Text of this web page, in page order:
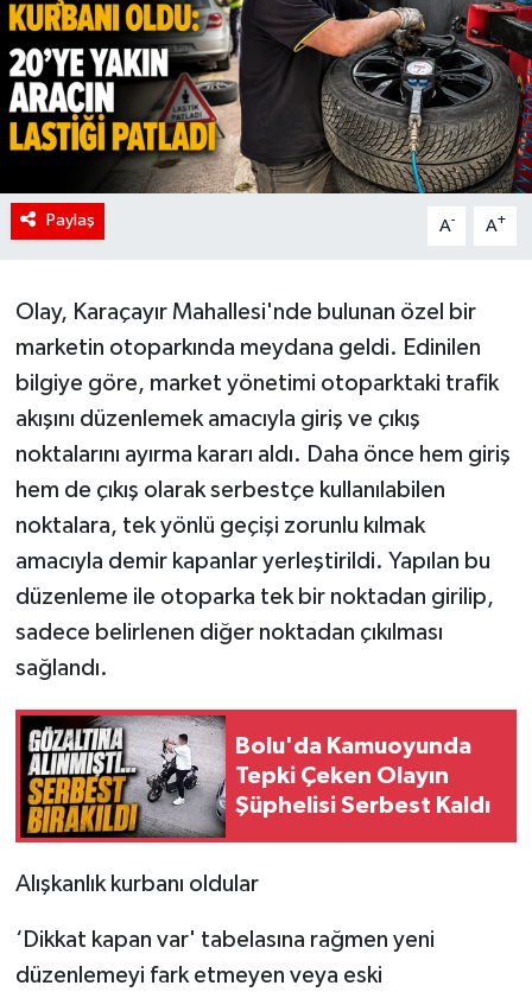
Paylaş A- A+
Olay, Karaçayır Mahallesi'nde bulunan özel bir
marketin otoparkında meydana geldi. Edinilen
bilgiye göre, market yönetimi otoparktaki trafik
akışını düzenlemek amacıyla giriş ve çıkış
noktalarını ayırma kararı aldı. Daha önce hem giriş
hem de çıkış olarak serbestçe kullanılabilen
noktalara, tek yönlü geçişi zorunlu kılmak
amacıyla demir kapanlar yerleştirildi. Yapılan bu
düzenleme ile otoparka tek bir noktadan girilip,
sadece belirlenen diğer noktadan çıkılması
sağlandı.
Bolu'da Kamuoyunda
Tepki Çeken Olayın
Şüphelisi Serbest Kaldı
Alışkanlık kurbanı oldular
‘Dikkat kapan var' tabelasına rağmen yeni
düzenlemeyi fark etmeyen veya eski